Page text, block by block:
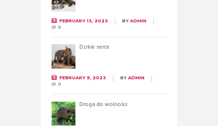
FEBRUARY 13, 2023 BYADMIN
0
Dzikie serce
FEBRUARY 9, 2023 BYADMIN
0
Droga do wolności